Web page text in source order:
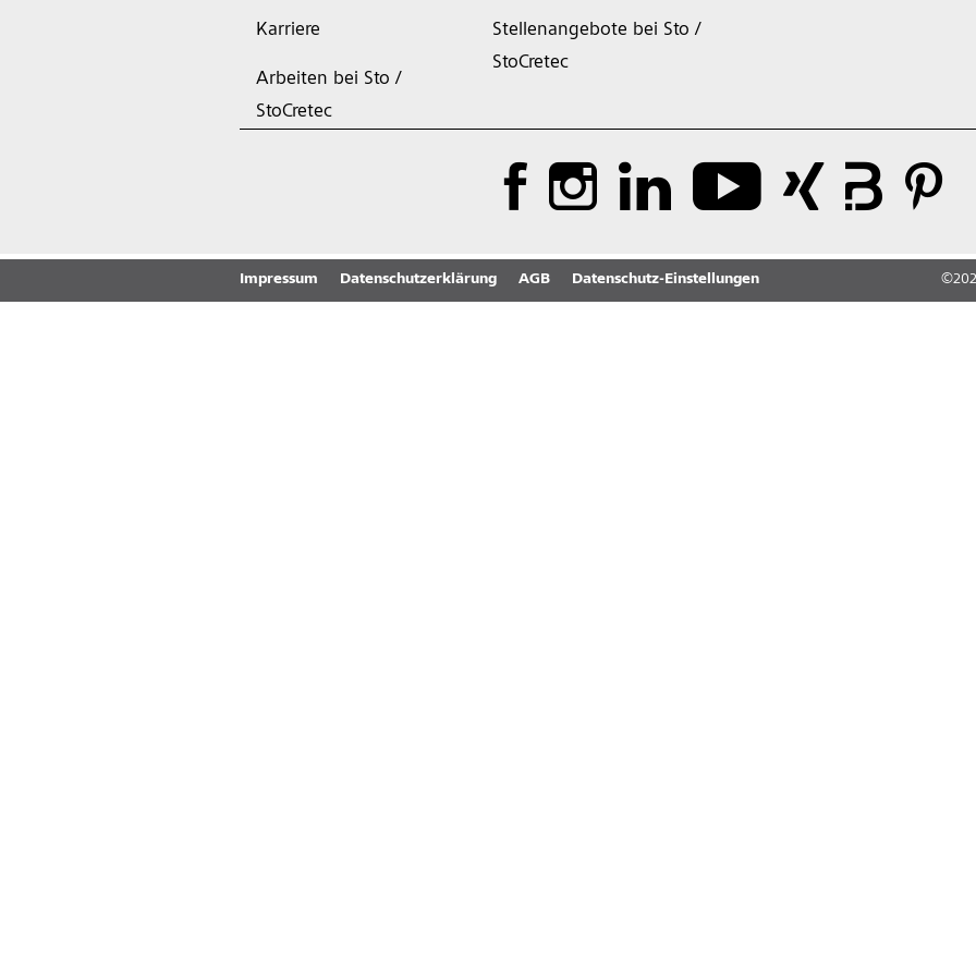
Karriere
Arbeiten bei Sto /
StoCretec
Stellenangebote bei Sto /
StoCretec
Impressum Datenschutzerklärung AGB Datenschutz-Einstellungen ©